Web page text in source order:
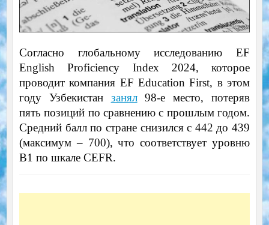
Согласно глобальному исследованию EF
English Proficiency Index 2024, которое
проводит компания EF Education First, в этом
году Узбекистан занял98-е место, потеряв
пять позиций по сравнению с прошлым годом.
Средний балл по стране снизился с 442 до 439
(максимум – 700), что соответствует уровню
B1 по шкале CEFR.